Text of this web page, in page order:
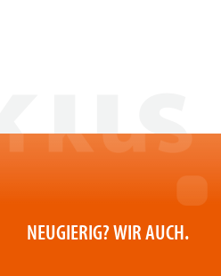
NEUGIERIG? WIR AUCH.